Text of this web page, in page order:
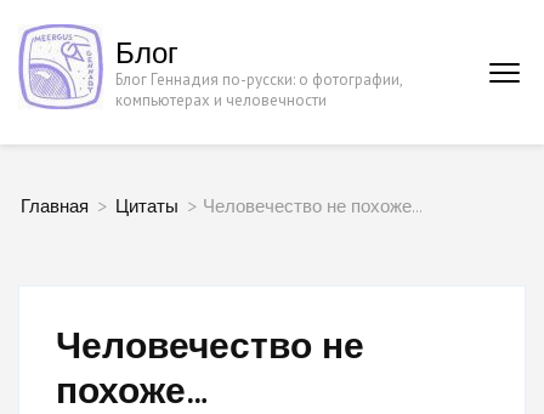
Перейти
содержимому
Блог
Блог Геннадия по-русски: о фотографии,
компьютерах и человечности
Главная > Цитаты > Человечество не похоже…
Человечество не
похоже…